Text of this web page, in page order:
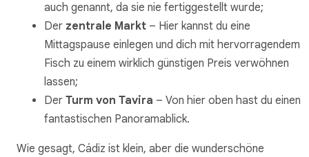
auch genannt, da sie nie fertiggestellt wurde;
Der zentrale Markt – Hier kannst du eine
Mittagspause einlegen und dich mit hervorragendem
Fisch zu einem wirklich günstigen Preis verwöhnen
lassen;
Der Turm von Tavira – Von hier oben hast du einen
fantastischen Panoramablick.
Wie gesagt, Cádiz ist klein, aber die wunderschöne